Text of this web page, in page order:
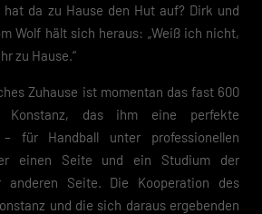
hat da zu Hause den Hut auf? Dirk und
Wolf hält sich heraus: „Weiß ich nicht,
zu Hause.“
Zuhause ist momentan das fast 600
Konstanz, das ihm eine perfekte
für Handball unter professionellen
einen Seite und ein Studium der
anderen Seite. Die Kooperation des
und die sich daraus ergebenden